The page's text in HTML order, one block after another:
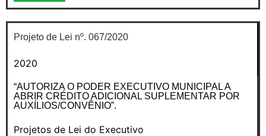
Projeto de Lei nº. 067/2020
2020
“AUTORIZA O PODER EXECUTIVO MUNICIPAL A
ABRIR CRÉDITO ADICIONAL SUPLEMENTAR POR
AUXÍLIOS/CONVÊNIO”.
Projetos de Lei do Executivo